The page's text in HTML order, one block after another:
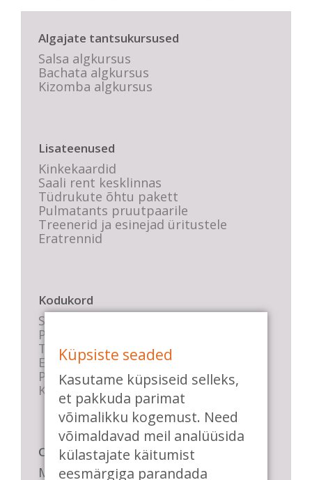
Algajate tantsukursused
Salsa algkursus
Bachata algkursus
Kizomba algkursus
Lisateenused
Kinkekaardid
Saali rent kesklinnas
Tüdrukute õhtu pakett
Pulmatants pruutpaarile
Treenerid ja esinejad üritustele
Eratrennid
Kodukord
Stuudio sisekord
Privaatsustingimused
Tasemete kirjeldused
E-poe tingimused
Parkimise info
KKK
Casa de Baile
Me pühendume lõbusale olemisele,
Küpsiste seaded
Kasutame küpsiseid selleks,
et pakkuda parimat
võimalikku kogemust. Need
võimaldavad meil analüüsida
külastajate käitumist
eesmärgiga parandada